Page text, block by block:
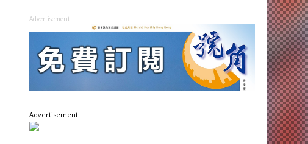
Advertisement
Advertisement